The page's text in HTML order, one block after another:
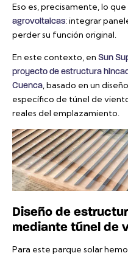
Eso es, precisamente, lo que
agrovoltaicas: integrar
perder su función original.
En este contexto, en Sun
proyecto de estructura
Cuenca, basado en un
específico de túnel de
reales del emplazamiento.
Diseño de
mediante túnel de
Para este parque solar